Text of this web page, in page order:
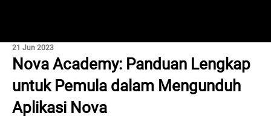
Nova Academy: Panduan Lengkap
untuk Pemula dalam Mengunduh
Aplikasi Nova
21 Jun 2023